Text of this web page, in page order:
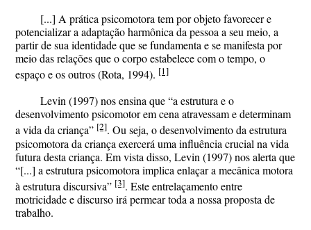
[...] A prática psicomotora tem por objeto favorecer e
potencializar a adaptação harmônica da pessoa a seu meio, a
partir de sua identidade que se fundamenta e se manifesta por
meio das relações que o corpo estabelece com o tempo, o
espaço e os outros(Rota, 1994). [1]
Levin (1997) nos ensina que “a estrutura e o
desenvolvimento psicomotor em cena atravessam e determinam
a vida da criança” [2]. Ou seja, o desenvolvimento da estrutura
psicomotora da criança exercerá uma influência crucial na vida
futura desta criança. Em vista disso, Levin (1997) nos alerta que
“[...] a estrutura psicomotora implica enlaçar a mecânica motora
à estrutura discursiva” [3]. Este entrelaçamento entre
motricidade e discurso irá permear toda a nossa proposta de
trabalho.